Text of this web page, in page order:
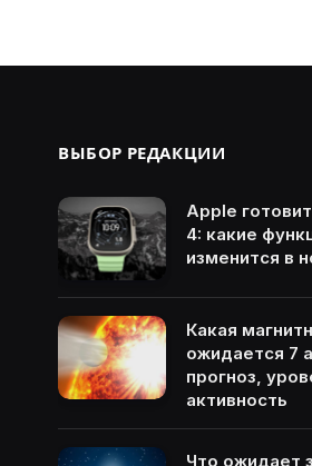
ВЫБОР РЕДАКЦИИ
Apple
4: какие
изменится в
Какая
ожидается 7
прогноз,
активность
Что ожидает